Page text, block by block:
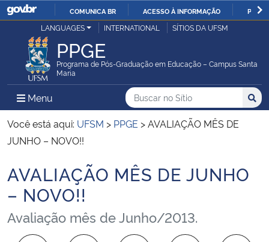
IR
O
COMUNICA BR ACESSO À INFORMAÇÃO
Ministério da Justiça e Segurança Pública
Ministério da Defesa
Ministério das Relações Exteriores
Ministério da Infraestrutura
Ministério da Agricultura, Pecuária e Abastecimento
LANGUAGES INTERNATIONAL SÍTIOS DA UFSM
PPGE
Programa de Pós-Graduação em Educação – Campus Santa
Maria
Menu Menu Principal do Sítio
Busca
Buscar no no Sítio
Busca:
Você está aqui: UFSM > PPGE >AVALIAÇÃO MÊS DE
JUNHO – NOVO!!
Início do conteúdo
AVALIAÇÃO MÊS DE JUNHO
– NOVO!!
Avaliação mês de Junho/2013.